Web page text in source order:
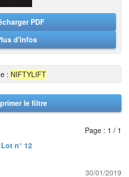
PDF
d'infos
: NIFTYLIFT
le filtre
Page : 1 / 1
Lot n° 12
30/01/2019